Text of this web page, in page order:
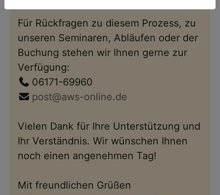
Für Rückfragen zu diesem Prozess, zu
unseren Seminaren, Abläufen oder der
Buchung stehen wir Ihnen gerne zur
Verfügung:
06171-69960
post@aws-online.de
Vielen Dank für Ihre Unterstützung und
Ihr Verständnis. Wir wünschen Ihnen
noch einen angenehmen Tag!
Mit freundlichen Grüßen